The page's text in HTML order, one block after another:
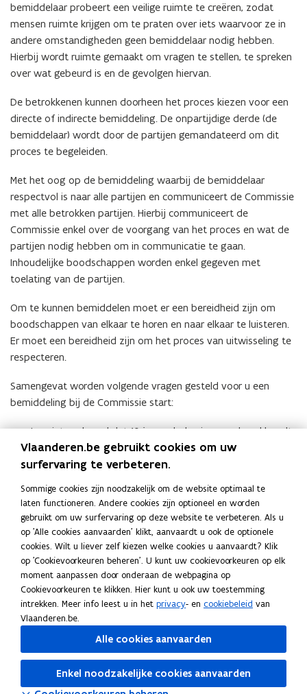
bemiddelaar probeert een veilige ruimte te creëren, zodat
mensen ruimte krijgen om te praten over iets waarvoor ze in
andere omstandigheden geen bemiddelaar nodig hebben.
Hierbij wordt ruimte gemaakt om vragen te stellen, te spreken
over wat gebeurd is en de gevolgen hiervan.
De betrokkenen kunnen doorheen het proces kiezen voor een
directe of indirecte bemiddeling. De onpartijdige derde (de
bemiddelaar) wordt door de partijen gemandateerd om dit
proces te begeleiden.
Met het oog op de bemiddeling waarbij de bemiddelaar
respectvol is naar alle partijen en communiceert de Commissie
met alle betrokken partijen. Hierbij communiceert de
Commissie enkel over de voorgang van het proces en wat de
partijen nodig hebben om in communicatie te gaan.
Inhoudelijke boodschappen worden enkel gegeven met
toelating van de partijen.
Om te kunnen bemiddelen moet er een bereidheid zijn om
boodschappen van elkaar te horen en naar elkaar te luisteren.
Er moet een bereidheid zijn om het proces van uitwisseling te
respecteren.
Samengevat worden volgende vragen gesteld voor u een
bemiddeling bij de Commissie start:
Is er iets gebeurd dat 10 jaar geleden is en verband houdt
met misbruik, geweld en/of verwaarlozing?
Ben ik een betrokken partij?
Zie ik bemiddeling zitten?
Ben ik bereid om naar de andere partij te luisteren?
Wat heb ik nodig om me veilig te voelen om te spreken en
te luisteren?
Zie ik bemiddeling zitten met deze bemiddelaar?
Brochure
Lees onze brochure
Deel deze pagina
Vlaanderen.be gebruikt cookies om uw
surfervaring te verbeteren.
Sommige cookies zijn noodzakelijk om de website optimaal te
laten functioneren. Andere cookies zijn optioneel en worden
gebruikt om uw surfervaring op deze website te verbeteren. Als u
op 'Alle cookies aanvaarden' klikt, aanvaardt u ook de optionele
cookies. Wilt u liever zelf kiezen welke cookies u aanvaardt? Klik
op 'Cookievoorkeuren beheren'. U kunt uw cookievoorkeuren op elk
moment aanpassen door onderaan de webpagina op
Cookievoorkeuren te klikken. Hier kunt u ook uw toestemming
intrekken. Meer info leest u in het privacy- en cookiebeleid van
Vlaanderen.be.
Alle cookies aanvaarden
Enkel noodzakelijke cookies aanvaarden